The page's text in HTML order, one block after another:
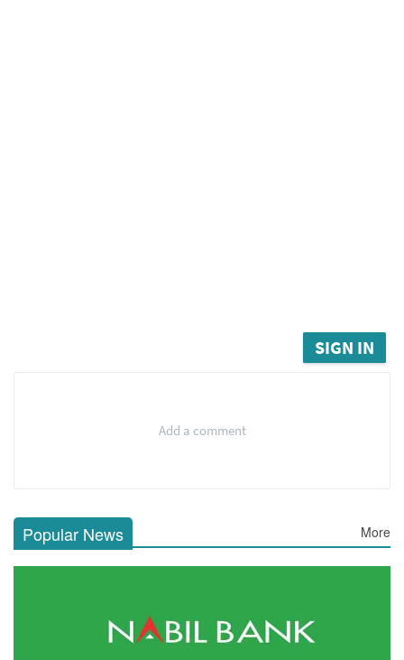
SIGN IN
Add a comment
Popular News More